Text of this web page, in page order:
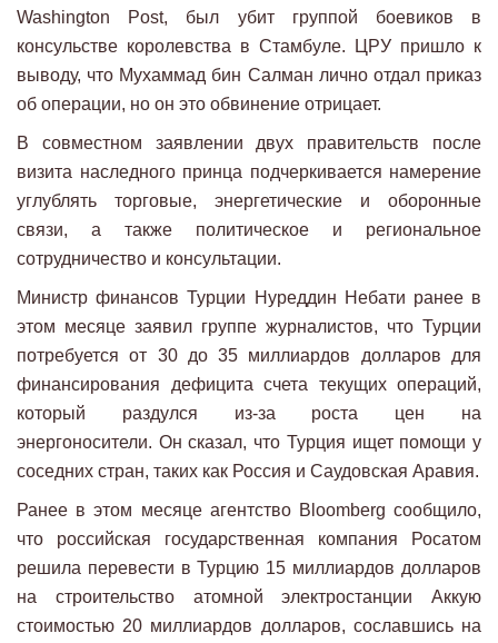
Washington Post, был убит группой боевиков в
консульстве королевства в Стамбуле. ЦРУ пришло к
выводу, что Мухаммад бин Салман лично отдал приказ
об операции, но он это обвинение отрицает.
В совместном заявлении двух правительств после
визита наследного принца подчеркивается намерение
углублять торговые, энергетические и оборонные
связи, а также политическое и региональное
сотрудничество и консультации.
Министр финансов Турции Нуреддин Небати ранее в
этом месяце заявил группе журналистов, что Турции
потребуется от 30 до 35 миллиардов долларов для
финансирования дефицита счета текущих операций,
который раздулся из-за роста цен на
энергоносители. Он сказал, что Турция ищет помощи у
соседних стран, таких как Россия и Саудовская Аравия.
Ранее в этом месяце агентство Bloomberg сообщило,
что российская государственная компания Росатом
решила перевести в Турцию 15 миллиардов долларов
на строительство атомной электростанции Аккую
стоимостью 20 миллиардов долларов, сославшись на